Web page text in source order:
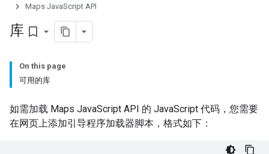
Maps JavaScript API
库 bookmark_border
On this page
可用的库
如需加载 Maps JavaScript API 的 JavaScript 代码，您需要
在网页上添加引导程序加载器脚本，格式如下：